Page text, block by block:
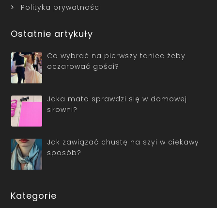
Polityka prywatności
Ostatnie artykuły
Co wybrać na pierwszy taniec żeby
oczarować gości?
Jaka mata sprawdzi się w domowej
siłowni?
Jak zawiązać chustę na szyi w ciekawy
sposób?
Kategorie